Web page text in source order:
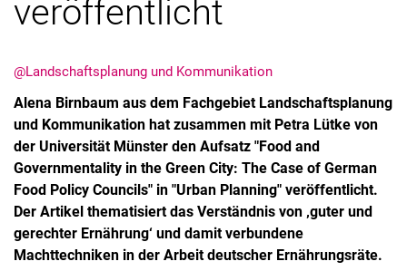
Kontakte
Semesterinformationen
Newsletter
Stellenausschreibungen
veröffentlicht
@Landschaftsplanung und Kommunikation
Alena Birnbaum aus dem Fachgebiet Landschaftsplanung
und Kommunikation hat zusammen mit Petra Lütke von
der Universität Münster den Aufsatz "Food and
Governmentality in the Green City: The Case of German
Food Policy Councils" in "Urban Planning" veröffentlicht.
Der Artikel thematisiert das Verständnis von ‚guter und
gerechter Ernährung‘ und damit verbundene
Machttechniken in der Arbeit deutscher Ernährungsräte.